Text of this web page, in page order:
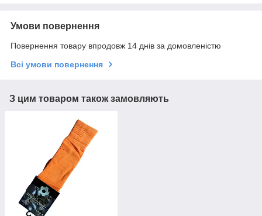
Умови повернення
Повернення товару впродовж 14 днів за домовленістю
Всі умови повернення
З цим товаром також замовляють